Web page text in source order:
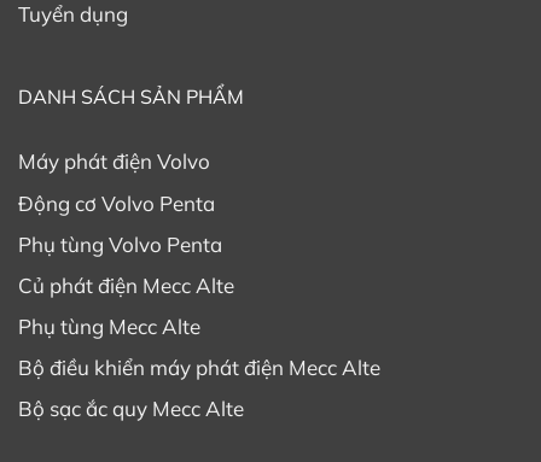
Tuyển dụng
DANH SÁCH SẢN PHẨM
Máy phát điện Volvo
Động cơ Volvo Penta
Phụ tùng Volvo Penta
Củ phát điện Mecc Alte
Phụ tùng Mecc Alte
Bộ điều khiển máy phát điện Mecc Alte
Bộ sạc ắc quy Mecc Alte